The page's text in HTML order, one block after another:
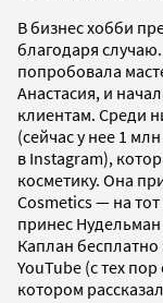
В бизнес хобби
благодаря
попробовала
Анастасия, и
клиентам. Среди
(сейчас у нее 1
в Instagram),
косметику. Она
Cosmetics — на
принес
Каплан
YouTube (с тех
котором